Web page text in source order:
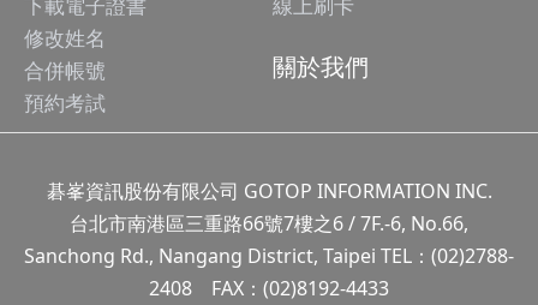
下載電子證書
修改姓名
合併帳號
預約考試
線上刷卡
關於我們
碁峯資訊股份有限公司 GOTOP INFORMATION INC.
台北市南港區三重路66號7樓之6 / 7F.-6, No.66,
Sanchong Rd., Nangang District, Taipei TEL：(02)2788-
2408 FAX：(02)8192-4433